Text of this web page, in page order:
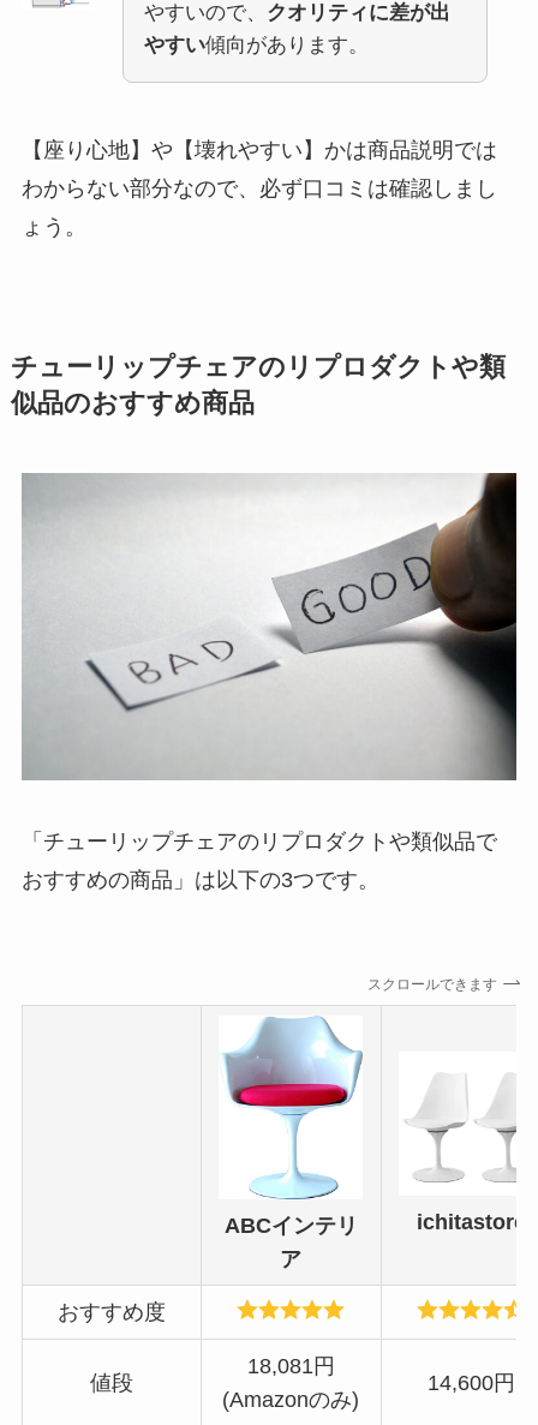
やすいので、 クオリティに差が出
やすい傾向があります。
【座り心地】や【壊れやすい】かは商品説明では
わからない部分なので、必ず口コミは確認しまし
ょう。
チューリップチェアのリプロダクトや類
似品のおすすめ商品
「チューリップチェアのリプロダクトや類似品で
おすすめの商品」は以下の3つです。
スクロールできます
ABCインテリ
ア
ichitastore
おすすめ度
値段
18,081円
(Amazonのみ)
14,600円